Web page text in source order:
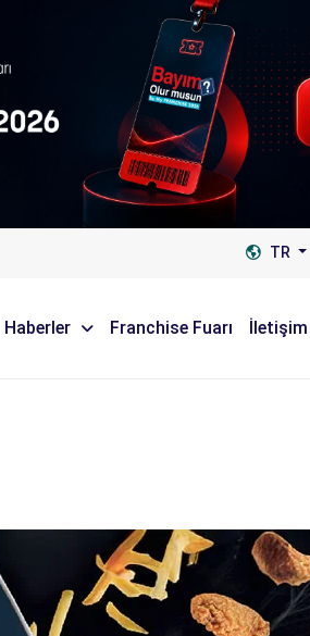
TR
Haberler Franchise Fuarı İletişim